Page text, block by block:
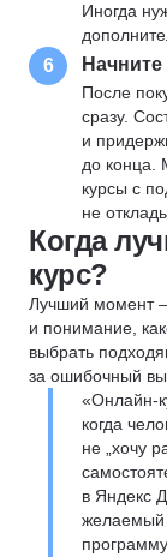
Иногда
6
После
сразу.
и
до конца.
курсы с
не
Когда
курс?
Лучший момент —
и понимание,
выбрать
за ошибочный
«Онлайн-
когда
не „хочу
в Яндекс
желаемый